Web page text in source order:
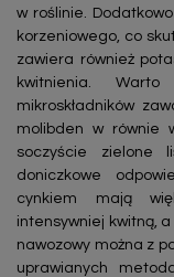
w roślinie.
korzeniowego, co
zawiera również
kwitnienia.
mikroskładników
molibden w równie
soczyście zielone
doniczkowe
cynkiem mają
intensywniej kwitną,
nawozowy można z
uprawianych